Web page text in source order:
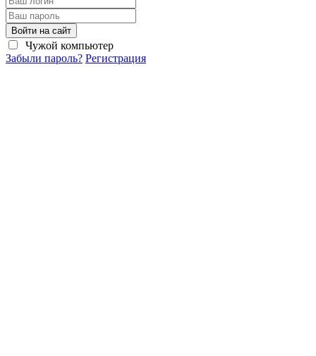
Войти на сайт
Чужой компьютер
Забыли пароль? Регистрация